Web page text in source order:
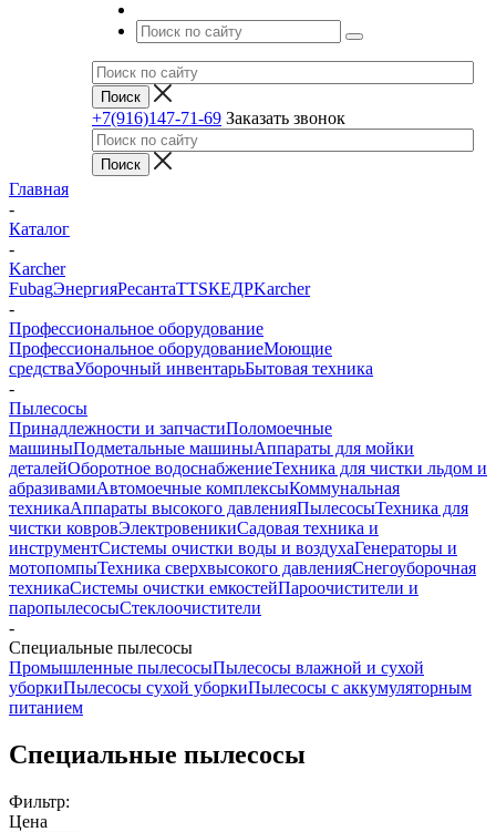
+7(916)147-71-69 Заказать звонок
Главная
-
Каталог
-
Karcher
FubagЭнергияРесантаTTSКЕДРKarcher
-
Профессиональное оборудование
Профессиональное оборудованиеМоющие
средстваУборочный инвентарьБытовая техника
-
Пылесосы
Принадлежности и запчастиПоломоечные
машиныПодметальные машиныАппараты для мойки
деталейОборотное водоснабжениеТехника для чистки льдом и
абразивамиАвтомоечные комплексыКоммунальная
техникаАппараты высокого давленияПылесосыТехника для
чистки ковровЭлектровеникиСадовая техника и
инструментСистемы очистки воды и воздухаГенераторы и
мотопомпыТехника сверхвысокого давленияСнегоуборочная
техникаСистемы очистки емкостейПароочистители и
паропылесосыСтеклоочистители
-
Специальные пылесосы
Промышленные пылесосыПылесосы влажной и сухой
уборкиПылесосы сухой уборкиПылесосы с аккумуляторным
питанием
Специальные пылесосы
Фильтр:
Цена